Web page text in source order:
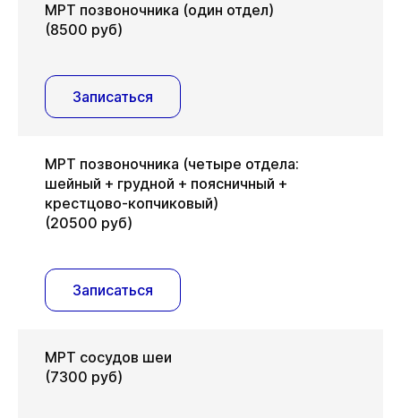
МРТ позвоночника (один отдел)
(8500 руб)
Записаться
МРТ позвоночника (четыре отдела:
шейный + грудной + поясничный +
крестцово-копчиковый)
(20500 руб)
Записаться
МРТ сосудов шеи
(7300 руб)